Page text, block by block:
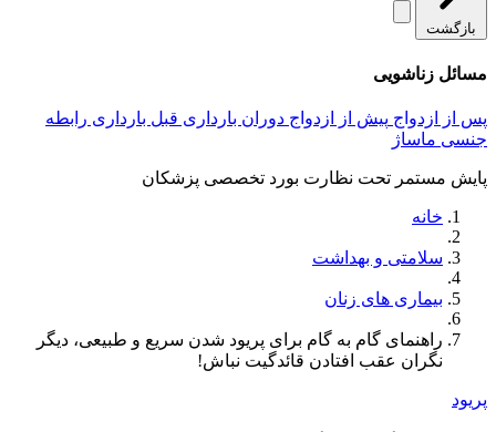
بازگشت
مسائل زناشویی
پس از ازدواج پیش از ازدواج دوران بارداری قبل بارداری رابطه
جنسی ماساژ
پایش مستمر تحت نظارت بورد تخصصی پزشکان
خانه
سلامتی و بهداشت
بیماری های زنان
راهنمای گام به گام برای پریود شدن سریع و طبیعی، دیگر
نگران عقب افتادن قائدگیت نباش!
پریود